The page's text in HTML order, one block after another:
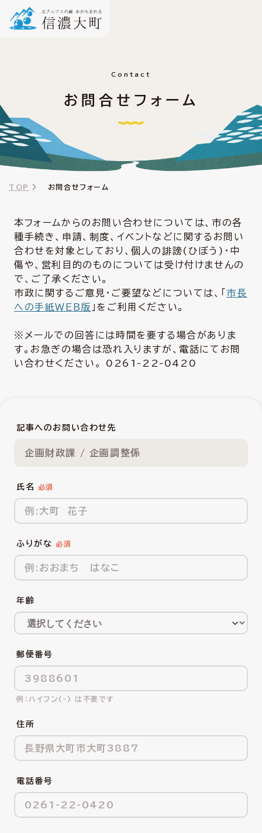
Contact
お問合せフォーム
TOP お問合せフォーム
本フォームからのお問い合わせについては、市の各
種手続き、申請、制度、イベントなどに関するお問い
合わせを対象としており、個人の誹謗(ひぼう)・中
傷や、営利目的のものについては受け付けませんの
で、ご了承ください。
市政に関するご意見・ご要望などについては、「市長
への手紙ＷＥＢ版 」をご利用ください。
※メールでの回答には時間を要する場合がありま
す。お急ぎの場合は恐れ入りますが、電話にてお問
い合わせください。 0261-22-0420
記事へのお問い合わせ先
企画財政課 / 企画調整係
氏名
ふりがな
年齢
郵便番号
ハイフン(-) は不要です
住所
電話番号